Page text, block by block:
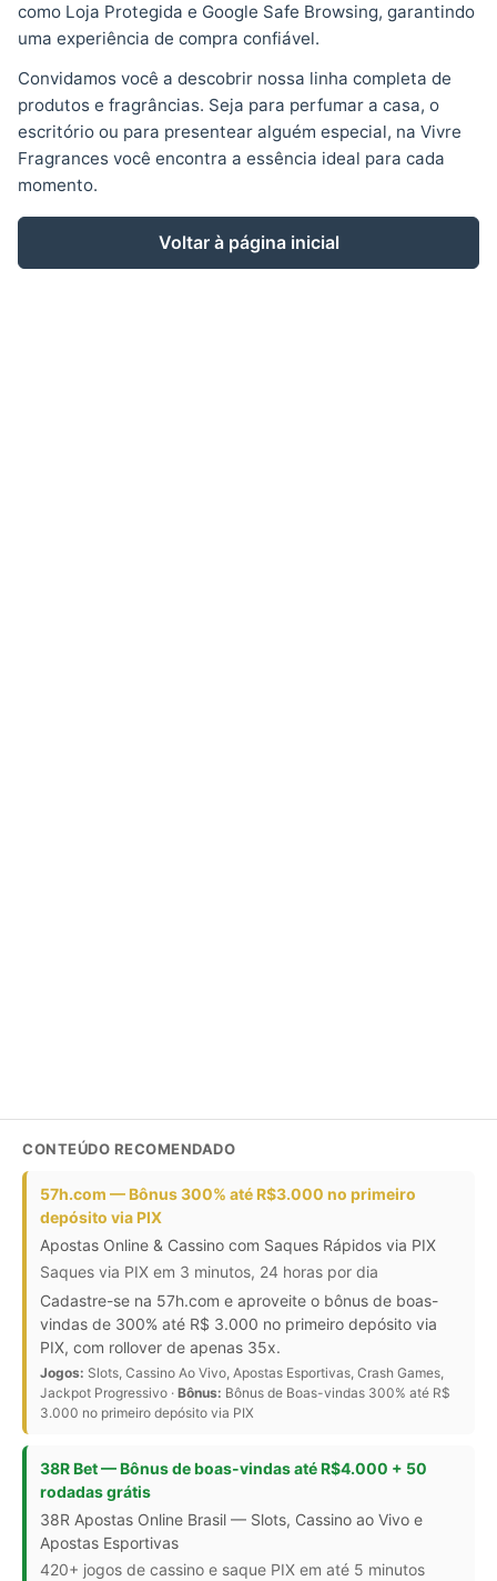
como Loja Protegida e Google Safe Browsing, garantindo
uma experiência de compra confiável.
Convidamos você a descobrir nossa linha completa de
produtos e fragrâncias. Seja para perfumar a casa, o
escritório ou para presentear alguém especial, na Vivre
Fragrances você encontra a essência ideal para cada
momento.
Voltar à página inicial
CONTEÚDO RECOMENDADO
57h.com — Bônus 300% até R$3.000 no primeiro
depósito via PIX
Apostas Online & Cassino com Saques Rápidos via PIX
Saques via PIX em 3 minutos, 24 horas por dia
Cadastre-se na 57h.com e aproveite o bônus de boas-
vindas de 300% até R$ 3.000 no primeiro depósito via
PIX, com rollover de apenas 35x.
Jogos: Slots, Cassino Ao Vivo, Apostas Esportivas, Crash Games,
Jackpot Progressivo · Bônus: Bônus de Boas-vindas 300% até R$
3.000 no primeiro depósito via PIX
38R Bet — Bônus de boas-vindas até R$4.000 + 50
rodadas grátis
38R Apostas Online Brasil — Slots, Cassino ao Vivo e
Apostas Esportivas
420+ jogos de cassino e saque PIX em até 5 minutos